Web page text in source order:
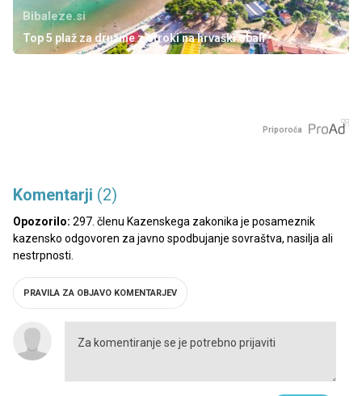
Bibaleze.si
Top 5 plaž za družine z otroki na hrvaški obali
Priporoča
Komentarji (2)
Opozorilo: 297. členu Kazenskega zakonika je posameznik
kazensko odgovoren za javno spodbujanje sovraštva, nasilja ali
nestrpnosti.
PRAVILA ZA OBJAVO KOMENTARJEV